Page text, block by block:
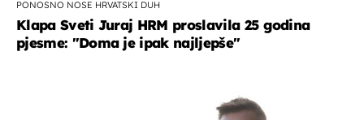
PONOSNO NOSE HRVATSKI DUH
Klapa Sveti Juraj HRM proslavila 25 godina
pjesme: "Doma je ipak najljepše"